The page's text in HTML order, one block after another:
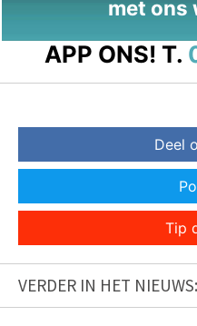
met ons
APP ONS! T.
Deel
Tip
VERDER IN HET NIEUWS: